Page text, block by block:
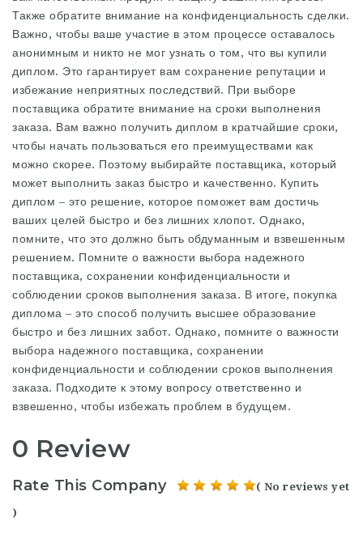
Также обратите внимание на конфиденциальность сделки.
Важно, чтобы ваше участие в этом процессе оставалось
анонимным и никто не мог узнать о том, что вы купили
диплом. Это гарантирует вам сохранение репутации и
избежание неприятных последствий. При выборе
поставщика обратите внимание на сроки выполнения
заказа. Вам важно получить диплом в кратчайшие сроки,
чтобы начать пользоваться его преимуществами как
можно скорее. Поэтому выбирайте поставщика, который
может выполнить заказ быстро и качественно. Купить
диплом – это решение, которое поможет вам достичь
ваших целей быстро и без лишних хлопот. Однако,
помните, что это должно быть обдуманным и взвешенным
решением. Помните о важности выбора надежного
поставщика, сохранении конфиденциальности и
соблюдении сроков выполнения заказа. В итоге, покупка
диплома – это способ получить высшее образование
быстро и без лишних забот. Однако, помните о важности
выбора надежного поставщика, сохранении
конфиденциальности и соблюдении сроков выполнения
заказа. Подходите к этому вопросу ответственно и
взвешенно, чтобы избежать проблем в будущем.
0 Review
Rate This Company ( No reviews yet
)